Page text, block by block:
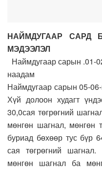
НАЙМДУГААР САРД
МЭДЭЭЛЭЛ
Наймдугаар сарын .01-
наадам
Наймдугаар сарын 05-
Хүй долоон худагт
30,0сая төгрөгний
мөнгөн шагнал, мөнгөн
буриад бөхөөр тус бүр
сая төгрөгний шагнал.
мөнгөн шагнал ба